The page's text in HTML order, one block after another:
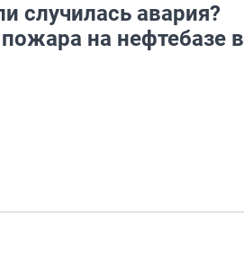
случилась авария?
на нефтебазе в